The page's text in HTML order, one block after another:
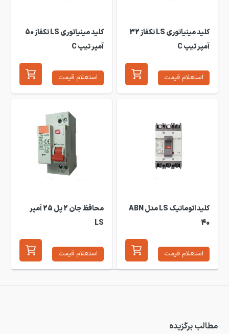
کلید مینیاتوری LS تکفاز 32
آمپر تیپ C
استعلام قیمت
کلید مینیاتوری LS تکفاز 50
آمپر تیپ C
استعلام قیمت
کلید اتوماتیک LS مدل ABN
40
استعلام قیمت
محافظ جان 2 پل 25 آمپر
LS
استعلام قیمت
مطالب برگزیده